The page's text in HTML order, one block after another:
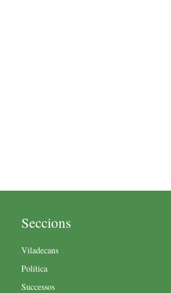
Seccions
Viladecans
Política
Successos